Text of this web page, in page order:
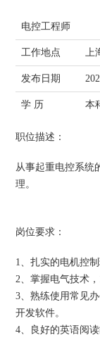
电控工程师
工作地点
发布日期
学 历 本
职位描述：
从事起重电控系统
理。
岗位要求：
1、扎实的电机控制
2、掌握电气技术
3、熟练使用常见
开发软件。
4、良好的英语阅读